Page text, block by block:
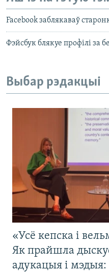
Facebook заблякаваў
Фэйсбук блякуе профілі за
Выбар рэдакцыі
«Усё кепска і
Як прайшла
адукацыя і